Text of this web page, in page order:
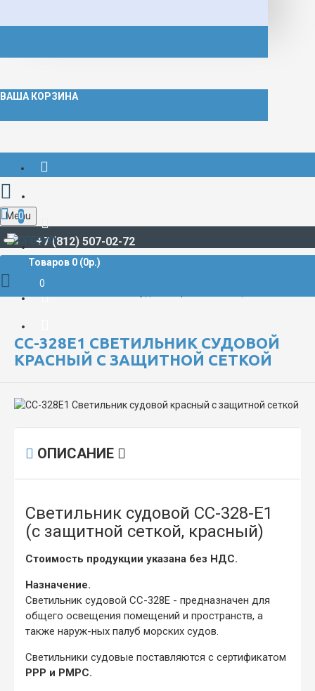
ВАША КОРЗИНА
+7 (812) 507-02-72
Menu
0
Товаров 0 (0р.)
0
СУДОВЫЕ ПРОЖЕКТОРЫ И СВЕТИЛЬНИКИ
СС-328Е1 СВЕТИЛЬНИК СУДОВОЙ
КРАСНЫЙ С ЗАЩИТНОЙ СЕТКОЙ
ОПИСАНИЕ
Светильник судовой СС-328-Е1
(с защитной сеткой, красный)
Стоимость продукции указана без НДС.
Назначение.
Светильник судовой СС-328Е - предназначен для
общего освещения помещений и пространств, а
также наруж-ных палуб морских судов.
Светильники судовые поставляются с сертификатом
РРР и РМРС.